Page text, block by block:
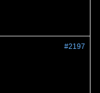
#2197